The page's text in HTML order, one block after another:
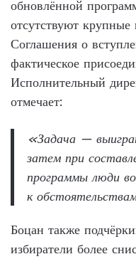
обновлённой
отсутствуют
Соглашения о
фактическое
Исполнительный
отмечает:
«Задача —
затем при
программы люди
к
Боцан также
избиратели более